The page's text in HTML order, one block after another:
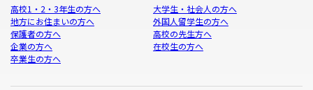
高校1・2・3年生の方へ
大学生・社会人の方へ
地方にお住まいの方へ
外国人留学生の方へ
保護者の方へ
高校の先生方へ
企業の方へ
在校生の方へ
卒業生の方へ